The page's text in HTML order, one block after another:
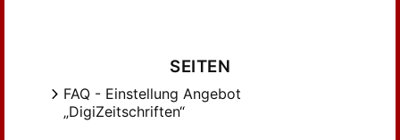
SEITEN
FAQ - Einstellung Angebot
„DigiZeitschriften“